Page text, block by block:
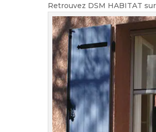
Retrouvez DSM HABITAT